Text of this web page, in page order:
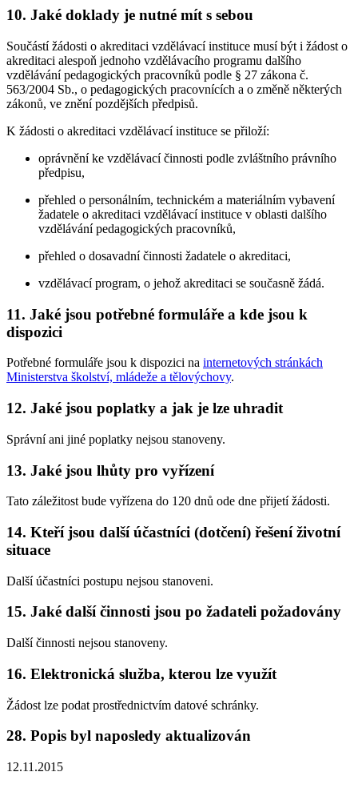
10. Jaké doklady je nutné mít s sebou
Součástí žádosti o akreditaci vzdělávací instituce musí být i žádost o
akreditaci alespoň jednoho vzdělávacího programu dalšího
vzdělávání pedagogických pracovníků podle § 27 zákona č.
563/2004 Sb., o pedagogických pracovnících a o změně některých
zákonů, ve znění pozdějších předpisů.
K žádosti o akreditaci vzdělávací instituce se přiloží:
oprávnění ke vzdělávací činnosti podle zvláštního právního
předpisu,
přehled o personálním, technickém a materiálním vybavení
žadatele o akreditaci vzdělávací instituce v oblasti dalšího
vzdělávání pedagogických pracovníků,
přehled o dosavadní činnosti žadatele o akreditaci,
vzdělávací program, o jehož akreditaci se současně žádá.
11. Jaké jsou potřebné formuláře a kde jsou k
dispozici
Potřebné formuláře jsou k dispozici na internetových stránkách
Ministerstva školství, mládeže a tělovýchovy.
12. Jaké jsou poplatky a jak je lze uhradit
Správní ani jiné poplatky nejsou stanoveny.
13. Jaké jsou lhůty pro vyřízení
Tato záležitost bude vyřízena do 120 dnů ode dne přijetí žádosti.
14. Kteří jsou další účastníci (dotčení) řešení životní
situace
Další účastníci postupu nejsou stanoveni.
15. Jaké další činnosti jsou po žadateli požadovány
Další činnosti nejsou stanoveny.
16. Elektronická služba, kterou lze využít
Žádost lze podat prostřednictvím datové schránky.
28. Popis byl naposledy aktualizován
12.11.2015